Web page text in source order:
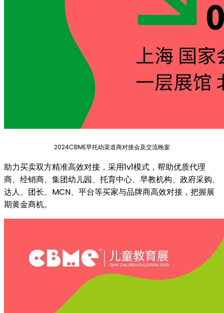
2024CBME早托幼渠道商对接会及交流晚宴
助力买卖双方精准高效对接，采用1v1模式，帮助优质代理
商、经销商、集团幼儿园、托育中心、早教机构、政府采购、
达人、团长、MCN、平台等买家与品牌商高效对接，把握展
期黄金商机。